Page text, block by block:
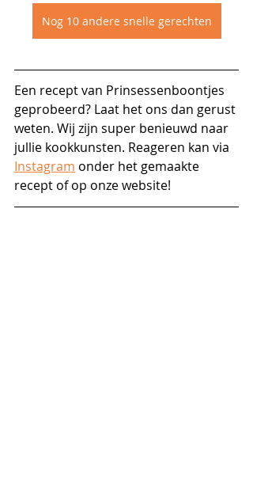
Nog 10 andere snelle gerechten
Een recept van Prinsessenboontjes
geprobeerd? Laat het ons dan gerust
weten. Wij zijn super benieuwd naar
jullie kookkunsten. Reageren kan via
Instagram onder het gemaakte
recept of op onze website!